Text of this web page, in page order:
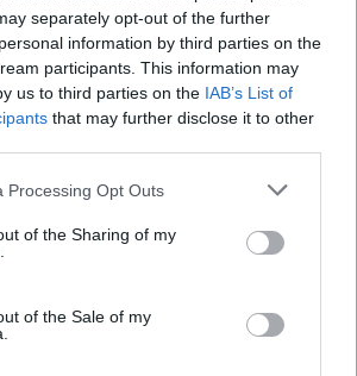
separately opt-out of the further
information by third parties on the
participants. This information may
us to third parties on the IAB’s List of
that may further disclose it to other
Processing Opt Outs
of the Sharing of my
of the Sale of my
Link“ tiesti
geros žinios
vietoje